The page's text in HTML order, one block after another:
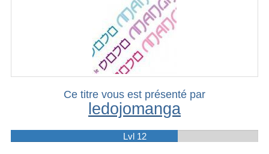
Ce titre vous est présenté par
ledojomanga
Lvl 12